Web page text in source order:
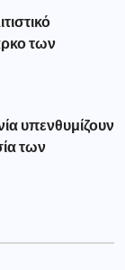
των
υπενθυμίζουν
των